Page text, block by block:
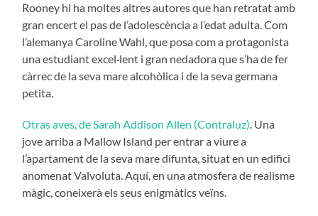
Rooney hi ha moltes altres autores que han retratat amb
gran encert el pas de l’adolescència a l’edat adulta. Com
l’alemanya Caroline Wahl, que posa com a protagonista
una estudiant excel·lent i gran nedadora que s’ha de fer
càrrec de la seva mare alcohòlica i de la seva germana
petita.
Otras aves, de Sarah Addison Allen (Contraluz). Una
jove arriba a Mallow Island per entrar a viure a
l’apartament de la seva mare difunta, situat en un edifici
anomenat Valvoluta. Aquí, en una atmosfera de realisme
màgic, coneixerà els seus enigmàtics veïns.